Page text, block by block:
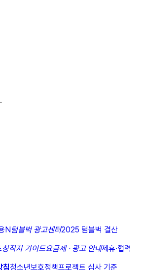
N텀블벅 광고센터2025 텀블벅 결산
창작자 가이드요금제 · 광고 안내제휴·협력
침청소년보호정책프로젝트 심사 기준